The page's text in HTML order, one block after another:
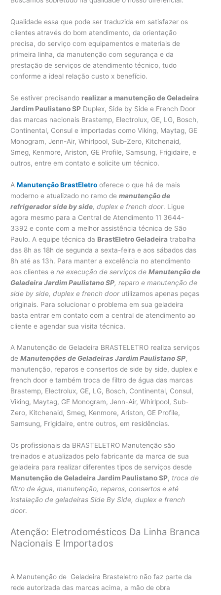
Qualidade essa que pode ser traduzida em satisfazer os
clientes através do bom atendimento, da orientação
precisa, do serviço com equipamentos e materiais de
primeira linha, da manutenção com segurança e da
prestação de serviços de atendimento técnico, tudo
conforme a ideal relação custo x benefício.
Se estiver precisando realizar a manutenção de Geladeira
Jardim Paulistano SP Duplex, Side by Side e French Door
das marcas nacionais Brastemp, Electrolux, GE, LG, Bosch,
Continental, Consul e importadas como Viking, Maytag, GE
Monogram, Jenn-Air, Whirlpool, Sub-Zero, Kitchenaid,
Smeg, Kenmore, Ariston, GE Profile, Samsung, Frigidaire, e
outros, entre em contato e solicite um técnico.
AManutenção BrastEletro oferece o que há de mais
moderno e atualizado no ramo demanutenção de
refrigerador side by side, duplex e french door. Ligue
agora mesmo para a Central de Atendimento 11 3644-
3392 e conte com a melhor assistência técnica de São
Paulo. A equipe técnica da BrastEletro Geladeira trabalha
das 8h as 18h de segunda a sexta-feira e aos sábados das
8h até as 13h. Para manter a excelência no atendimento
aos clientes ena execução de serviços deManutenção de
Geladeira Jardim Paulistano SP, reparo e manutenção de
side by side, duplex e french door utilizamos apenas peças
originais. Para solucionar o problema em sua geladeira
basta entrar em contato com a central de atendimento ao
cliente e agendar sua visita técnica.
A Manutenção de Geladeira BRASTELETRO realiza serviços
deManutenções de Geladeiras Jardim Paulistano SP,
manutenção, reparos e consertos de side by side, duplex e
french door e também troca de filtro de água das marcas
Brastemp, Electrolux, GE, LG, Bosch, Continental, Consul,
Viking, Maytag, GE Monogram, Jenn-Air, Whirlpool, Sub-
Zero, Kitchenaid, Smeg, Kenmore, Ariston, GE Profile,
Samsung, Frigidaire, entre outros, em residências.
Os profissionais da BRASTELETRO Manutenção são
treinados e atualizados pelo fabricante da marca de sua
geladeira para realizar diferentes tipos de serviços desde
Manutenção de Geladeira Jardim Paulistano SP, troca de
filtro de água, manutenção, reparos, consertos e até
instalação de geladeiras Side By Side, duplex e french
door.
Atenção: Eletrodomésticos Da Linha Branca
Nacionais E Importados
A Manutenção de Geladeira Brasteletro não faz parte da
rede autorizada das marcas acima, a mão de obra